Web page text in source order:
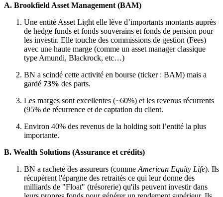
A. Brookfield Asset Management (BAM)
Une entité Asset Light elle lève d’importants montants auprès
de hedge funds et fonds souverains et fonds de pension pour
les investir. Elle touche des commissions de gestion (Fees)
avec une haute marge (comme un asset manager classique
type Amundi, Blackrock, etc…)
BN a scindé cette activité en bourse (ticker : BAM) mais a
gardé 73% des parts.
Les marges sont excellentes (~60%) et les revenus récurrents
(95% de récurrence et de captation du client.
Environ 40% des revenus de la holding soit l’entité la plus
importante.
B. Wealth Solutions (Assurance et crédits)
BN a racheté des assureurs (comme American Equity Life). Ils
récupèrent l'épargne des retraités ce qui leur donne des
milliards de "Float" (trésorerie) qu'ils peuvent investir dans